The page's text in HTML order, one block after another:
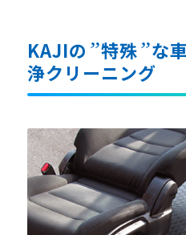
KAJIの ”特殊”な
浄クリーニング